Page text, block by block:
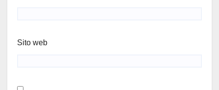
Sito web